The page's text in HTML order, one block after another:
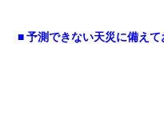
■ 予測できない天災に備え